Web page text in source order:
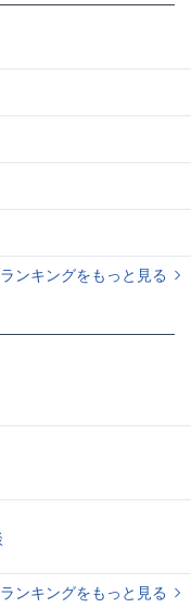
ンキングをもっと見る
ンキングをもっと見る